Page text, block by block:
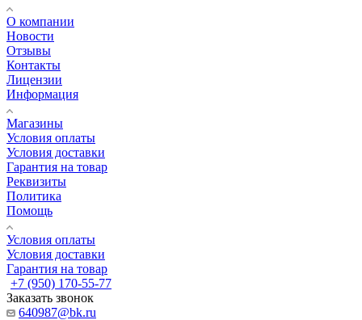
О компании
Новости
Отзывы
Контакты
Лицензии
Информация
Магазины
Условия оплаты
Условия доставки
Гарантия на товар
Реквизиты
Политика
Помощь
Условия оплаты
Условия доставки
Гарантия на товар
+7 (950) 170-55-77
Заказать звонок
640987@bk.ru